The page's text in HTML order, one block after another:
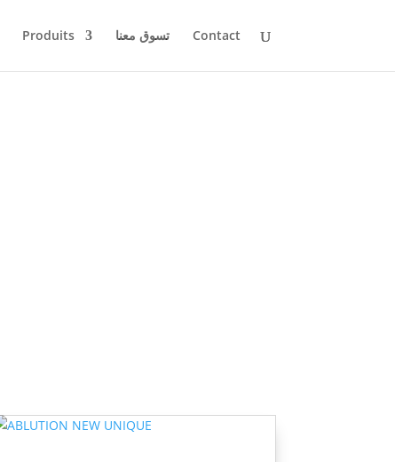
Produits تسوق معنا Contact